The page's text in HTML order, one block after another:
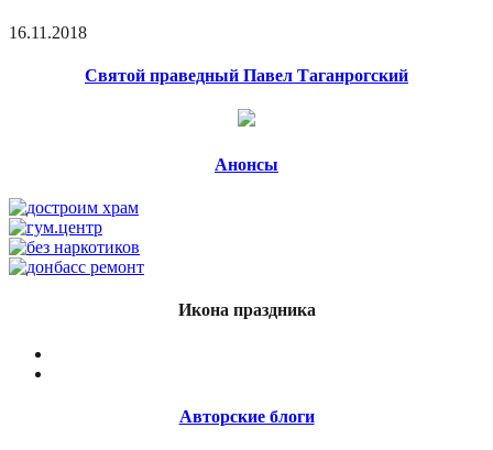
16.11.2018
Святой праведный Павел Таганрогский
Анонсы
Икона праздника
Авторские блоги